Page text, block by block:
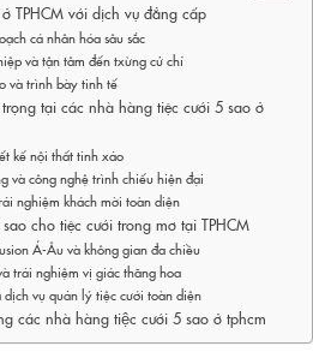
TPHCM với dịch vụ đẳng cấp
cá nhân hóa sâu sắc
và tận tâm đến txừng cử chỉ
và trình bày tinh tế
tại các nhà hàng tiệc cưới 5 sao ở
kế nội thất tinh xảo
và công nghệ trình chiếu hiện đại
nghiệm khách mời toàn diện
cho tiệc cưới trong mơ tại TPHCM
Á-Âu và không gian đa chiều
trải nghiệm vị giác thăng hoa
dịch vụ quản lý tiệc cưới toàn diện
các nhà hàng tiệc cưới 5 sao ở tphcm